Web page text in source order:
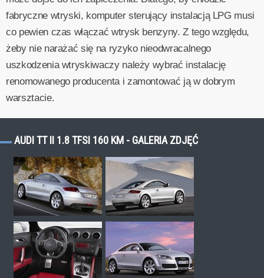
fabryczne wtryski, komputer sterujący instalacją LPG musi
co pewien czas włączać wtrysk benzyny. Z tego względu,
żeby nie narażać się na ryzyko nieodwracalnego
uszkodzenia wtryskiwaczy należy wybrać instalację
renomowanego producenta i zamontować ją w dobrym
warsztacie.
AUDI TT II 1.8 TFSI 160 KM - GALERIA ZDJĘĆ